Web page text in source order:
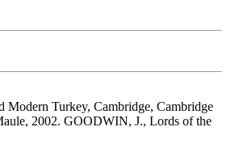
Turkey, Cambridge, Cambridge
2002. GOODWIN, J., Lords of the